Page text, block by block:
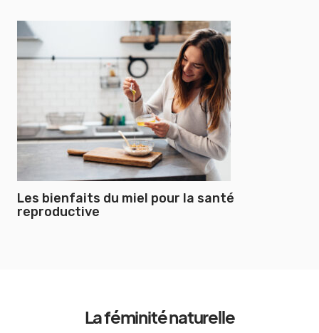
Les bienfaits du miel pour la santé
reproductive
La féminité naturelle